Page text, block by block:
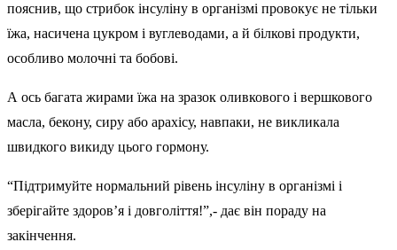
пояснив, що стрибок інсуліну в організмі провокує не тільки
їжа, насичена цукром і вуглеводами, а й білкові продукти,
особливо молочні та бобові.
А ось багата жирами їжа на зразок оливкового і вершкового
масла, бекону, сиру або арахісу, навпаки, не викликала
швидкого викиду цього гормону.
“Підтримуйте нормальний рівень інсуліну в організмі і
зберігайте здоров’я і довголіття!”,- дає він пораду на
закінчення.